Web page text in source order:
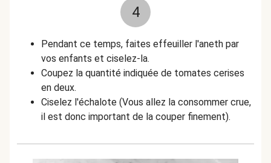
4
Pendant ce temps, faites effeuiller l'aneth par
vos enfants et ciselez-la.
Coupez la quantité indiquée de tomates cerises
en deux.
Ciselez l'échalote (Vous allez la consommer crue,
il est donc important de la couper finement).